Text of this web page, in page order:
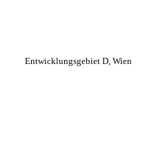
Entwicklungsgebiet D, Wien